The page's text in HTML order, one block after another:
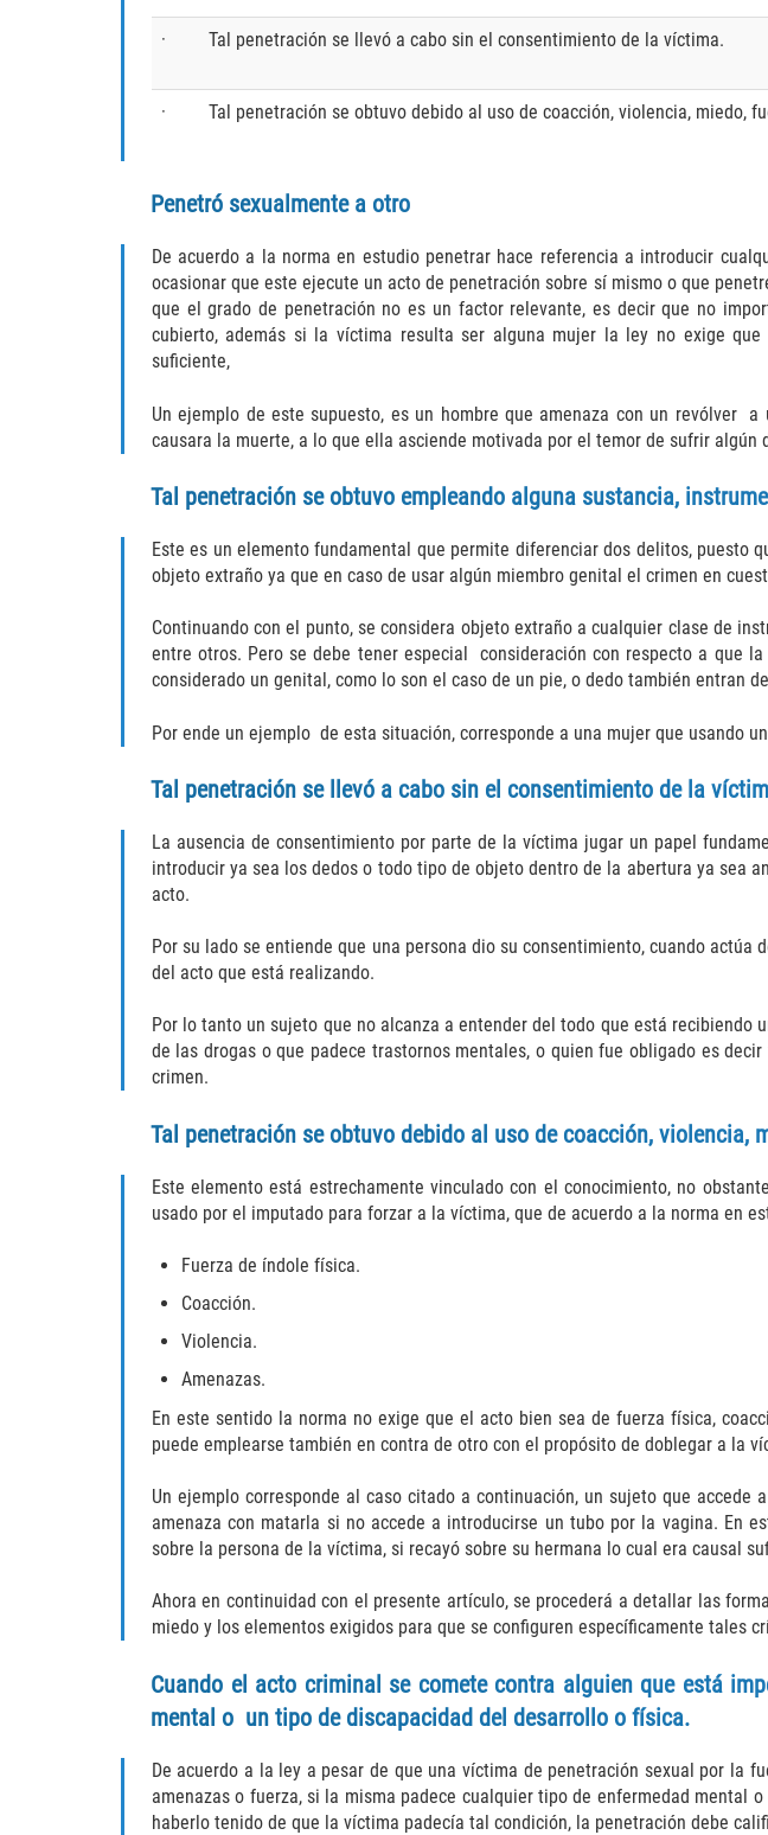
· Tal penetración se llevó a cabo sin el consentimiento de la víctima.
· Tal penetración se obtuvo debido al uso de coacción, violencia,
Penetró sexualmente a otro
De acuerdo a la norma en estudio penetrar hace referencia a introducir
ocasionar que este ejecute un acto de penetración sobre sí mismo o que
que el grado de penetración no es un factor relevante, es decir que no
cubierto, además si la víctima resulta ser alguna mujer la ley no exige
suficiente,
Un ejemplo de este supuesto, es un hombre que amenaza con un revólver
causara la muerte, a lo que ella asciende motivada por el temor de sufrir algún
Tal penetración se obtuvo empleando alguna sustancia,
Este es un elemento fundamental que permite diferenciar dos delitos, puesto
objeto extraño ya que en caso de usar algún miembro genital el crimen en
Continuando con el punto, se considera objeto extraño a cualquier clase de
entre otros. Pero se debe tener especial consideración con respecto a que
considerado un genital, como lo son el caso de un pie, o dedo también entran
Por ende un ejemplo de esta situación, corresponde a una mujer que usando
Tal penetración se llevó a cabo sin el consentimiento de la
La ausencia de consentimiento por parte de la víctima jugar un papel
introducir ya sea los dedos o todo tipo de objeto dentro de la abertura ya sea
acto.
Por su lado se entiende que una persona dio su consentimiento, cuando
del acto que está realizando.
Por lo tanto un sujeto que no alcanza a entender del todo que está
de las drogas o que padece trastornos mentales, o quien fue obligado es
crimen.
Tal penetración se obtuvo debido al uso de coacción,
Este elemento está estrechamente vinculado con el conocimiento, no
usado por el imputado para forzar a la víctima, que de acuerdo a la norma en
Fuerza de índole física.
Coacción.
Violencia.
Amenazas.
En este sentido la norma no exige que el acto bien sea de fuerza física,
puede emplearse también en contra de otro con el propósito de doblegar a la
Un ejemplo corresponde al caso citado a continuación, un sujeto que
amenaza con matarla si no accede a introducirse un tubo por la vagina. En
sobre la persona de la víctima, si recayó sobre su hermana lo cual era causal
Ahora en continuidad con el presente artículo, se procederá a detallar las
miedo y los elementos exigidos para que se configuren específicamente tales
Cuando el acto criminal se comete contra alguien que está
mental o un tipo de discapacidad del desarrollo o física.
De acuerdo a la ley a pesar de que una víctima de penetración sexual por la
amenazas o fuerza, si la misma padece cualquier tipo de enfermedad mental
haberlo tenido de que la víctima padecía tal condición, la penetración debe